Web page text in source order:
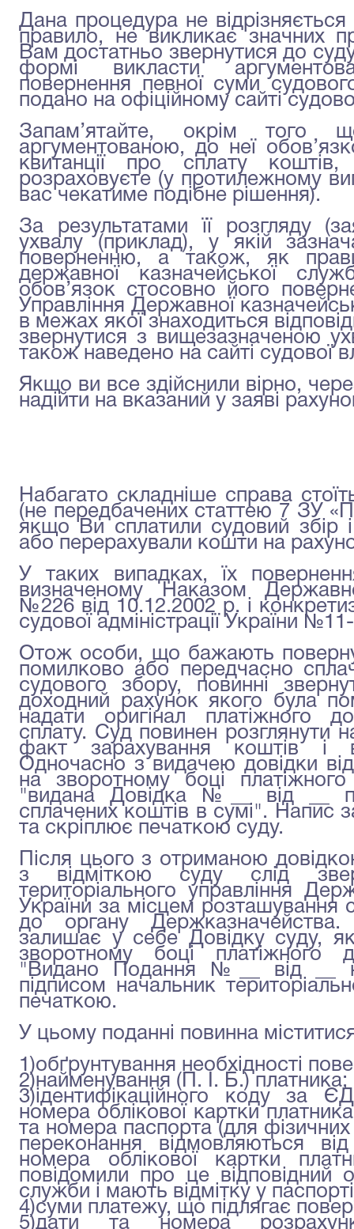
Дана процедура не
правило, не викликає значних
Вам достатньо звернутися до
формі викласти
повернення певної суми
подано на офіційному сайті
Запам’ятайте, окрім того
аргументованою, до неї
квитанції про сплату
розраховуєте (у протилежному
вас чекатиме подібне рішення).
За результатами її розгляду
ухвалу (приклад), у якій
поверненню, а також, як
державної казначейської
обов’язок стосовно його
Управління Державної
в межах якої знаходиться
звернутися з вищезазначеною
також наведено на сайті судової
Якщо ви все здійснили вірно,
надійти на вказаний у заяві
Набагато складніше справа
(не передбачених статтею 7 ЗУ
якщо Ви сплатили судовий збір
або перерахували кошти на
У таких випадках, їх
визначеному Наказом
№226 від 10.12.2002 р. і
судової адміністрації України
Отож особи, що бажають
помилково або передчасно
судового збору, повинні
доходний рахунок якого була
надати оригінал платіжного
сплату. Суд повинен розглянути
факт зарахування коштів і
Одночасно з видачею довідки
на зворотному боці
"видана Довідка №__ від __
сплачених коштів в сумі". Напис
та скріплює печаткою суду.
Після цього з отриманою
з відміткою суду слід
територіального управління
України за місцем розташування
до органу Держказначейства.
залишає у себе Довідку суду,
зворотному боці платіжного
"Видано Подання №__ від __
підписом начальник
печаткою.
У цьому поданні повинна
1)обґрунтування необхідності
2)найменування (П. І. Б.) платника;
3)ідентифікаційного коду за
номера облікової картки
та номера паспорта (для фізичних
переконання відмовляються
номера облікової картки
повідомили про це відповідний
служби і мають відмітку у
4)суми платежу, що підлягає
5)дати та номера